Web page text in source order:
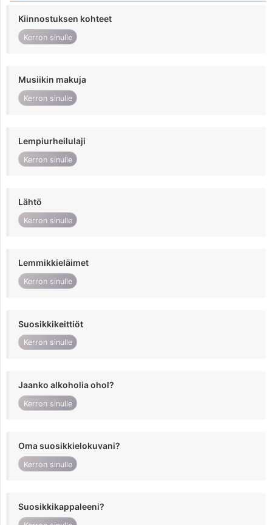
Kiinnostuksen kohteet
Kerron sinulle
Musiikin makuja
Kerron sinulle
Lempiurheilulaji
Kerron sinulle
Lähtö
Kerron sinulle
Lemmikkieläimet
Kerron sinulle
Suosikkikeittiöt
Kerron sinulle
Jaanko alkoholia ohol?
Kerron sinulle
Oma suosikkielokuvani?
Kerron sinulle
Suosikkikappaleeni?